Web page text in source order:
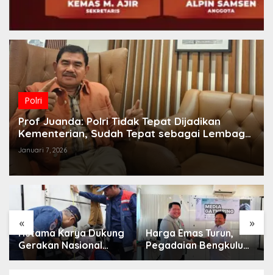
Polri
Prof Juanda: Polri Tidak Tepat Dijadikan
Kementerian, Sudah Tepat sebagai Lembaga
Non-Kementerian
Januari 7, 2026
« »
Hutama Karya Dukung
Gerakan Nasional
Zero ODOL Melalui
Harga Emas Turun,
Pegadaian Bengkulu
Ajak Masyarakat